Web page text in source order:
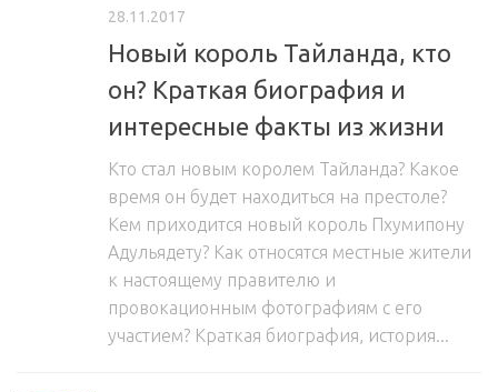
28.11.2017
Новый король Тайланда, кто
он? Краткая биография и
интересные факты из жизни
Кто стал новым королем Тайланда? Какое
время он будет находиться на престоле?
Кем приходится новый король Пхумипону
Адульядету? Как относятся местные жители
к настоящему правителю и
провокационным фотографиям с его
участием? Краткая биография, история...